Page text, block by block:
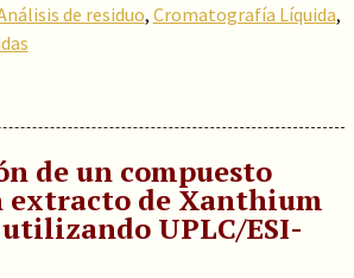
de residuo, Cromatografía Líquida,
de un compuesto
extracto de Xanthium
UPLC/ESI-